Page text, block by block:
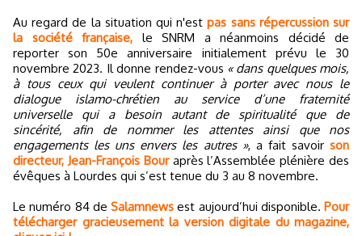
Au regard de la situation qui n'estpas sans répercussion sur
la société française, le SNRM a néanmoins décidé de
reporter son 50e anniversaire initialement prévu le 30
novembre 2023. Il donne rendez-vous « dans quelques mois,
à tous ceux qui veulent continuer à porter avec nous le
dialogue islamo-chrétien au service d’une fraternité
universelle qui a besoin autant de spiritualité que de
sincérité, afin de nommer les attentes ainsi que nos
engagements les uns envers les autres », a fait savoirson
directeur, Jean-François Bouraprès l’Assemblée plénière des
évêques à Lourdes qui s’est tenue du 3 au 8 novembre.
Le numéro 84 de Salamnews est aujourd’hui disponible. Pour
télécharger gracieusement la version digitale du magazine,